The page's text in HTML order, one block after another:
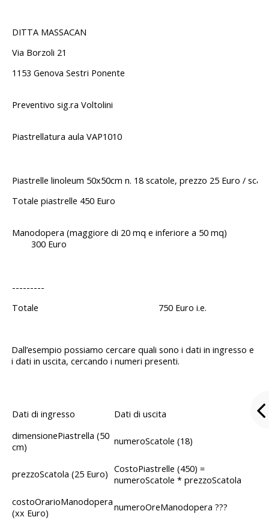
DITTA MASSACAN
Via Borzoli 21
1153 Genova Sestri Ponente
Preventivo sig.ra Voltolini
Piastrellatura aula VAP1010
Piastrelle linoleum 50x50cm n. 18 scatole, prezzo 25 Euro /
Totale piastrelle 450 Euro
Manodopera (maggiore di 20 mq e inferiore
300 Euro
---------
Totale 750 Euro i.e.
Dall’esempio possiamo cercare quali sono i dati in ingresso e
i dati in uscita, cercando i numeri presenti.
Dati di ingresso
Dati di uscita
dimensionePiastrella (50
cm)
numeroScatole (18)
prezzoScatola (25 Euro)
CostoPiastrelle (450) =
numeroScatole * prezzoScatola
costoOrarioManodopera
(xx Euro)
numeroOreManodopera ???